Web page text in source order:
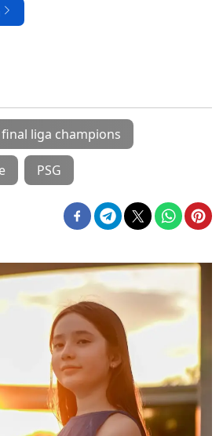
final liga champions
PSG